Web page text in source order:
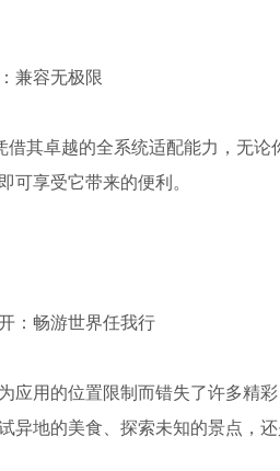
兼容无极限
借其卓越的全系统适配能力，无
可享受它带来的便利。
：畅游世界任我行
应用的位置限制而错失了许多精
异地的美食、探索未知的景点，